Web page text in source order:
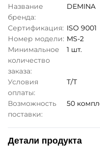
Название
бренда:
DEMINA
Сертификация: ISO 9001
Номер модели: MS-2
Минимальное
количество
заказа:
1 шт.
Условия
оплаты:
Т/Т
Возможность
поставки:
50
Детали продукта